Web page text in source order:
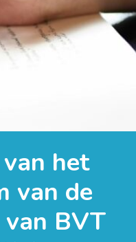
het
van de
BVT